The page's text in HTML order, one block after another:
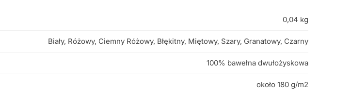
0,04 kg
Biały, Różowy, Ciemny Różowy, Błękitny, Miętowy, Szary, Granatowy, Czarny
100% bawełna dwułożyskowa
około 180 g/m2